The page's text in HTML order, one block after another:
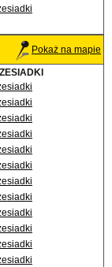
Pokaż na mapie